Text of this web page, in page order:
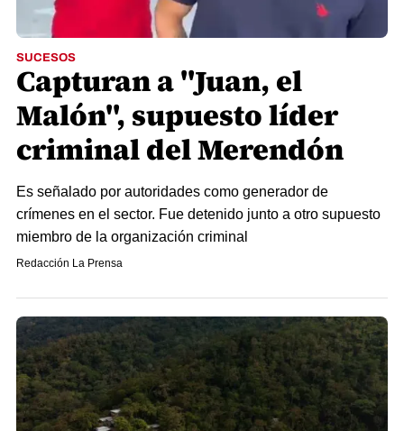
SUCESOS
Capturan a "Juan, el
Malón", supuesto líder
criminal del Merendón
Es señalado por autoridades como generador de
crímenes en el sector. Fue detenido junto a otro supuesto
miembro de la organización criminal
Redacción La Prensa